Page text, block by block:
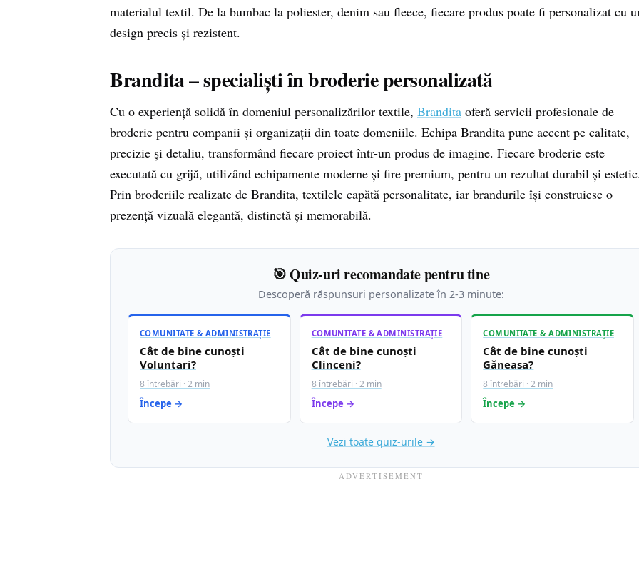
materialul textil. De la bumbac la poliester, denim sau fleece, fiecare produs poate fi personalizat cu
design precis și rezistent.
Brandita – specialiști în broderie personalizată
Cu o experiență solidă în domeniul personalizărilor textile, Brandita oferă servicii profesionale de
broderie pentru companii și organizații din toate domeniile. Echipa Brandita pune accent pe calitate,
precizie și detaliu, transformând fiecare proiect într-un produs de imagine. Fiecare broderie este
executată cu grijă, utilizând echipamente moderne și fire premium, pentru un rezultat durabil și
Prin broderiile realizate de Brandita, textilele capătă personalitate, iar brandurile își construiesc o
prezență vizuală elegantă, distinctă și memorabilă.
🎯 Quiz-uri recomandate pentru tine
Descoperă răspunsuri personalizate în 2-3 minute:
COMUNITATE & ADMINISTRAȚIE
Cât de bine cunoști
Voluntari?
8 întrebări · 2 min
Începe →
COMUNITATE & ADMINISTRAȚIE
Cât de bine cunoști
Clinceni?
8 întrebări · 2 min
Începe →
COMUNITATE & ADMINISTRAȚIE
Cât de bine cunoști
Găneasa?
8 întrebări · 2 min
Începe →
Vezi toate quiz-urile →